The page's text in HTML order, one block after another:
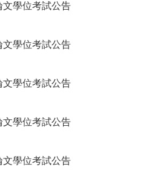
學位考試公告
學位考試公告
文學位考試公告
學位考試公告
學位考試公告